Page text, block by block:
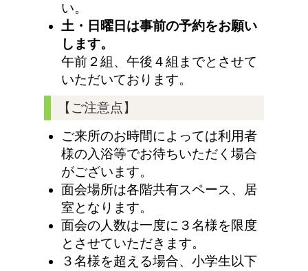
い。
土・日曜日は事前の予約をお願い
します。
午前２組、午後４組までとさせて
いただいております。
【ご注意点】
ご来所のお時間によっては利用者
様の入浴等でお待ちいただく場合
がございます。
面会場所は各階共有スペース、居
室となります。
面会の人数は一度に３名様を限度
とさせていただきます。
３名様を超える場合、小学生以下